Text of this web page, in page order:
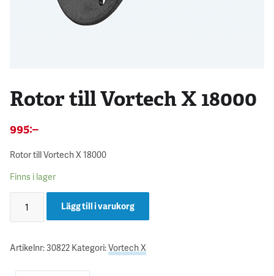
Rotor till Vortech X 18000
995:–
Rotor till Vortech X 18000
Finns i lager
Lägg till i varukorg
Artikelnr:30822 Kategori:Vortech X